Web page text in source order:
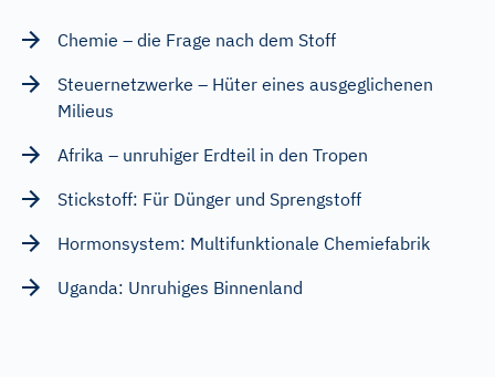
Chemie – die Frage nach dem Stoff
Steuernetzwerke – Hüter eines ausgeglichenen
Milieus
Afrika – unruhiger Erdteil in den Tropen
Stickstoff: Für Dünger und Sprengstoff
Hormonsystem: Multifunktionale Chemiefabrik
Uganda: Unruhiges Binnenland